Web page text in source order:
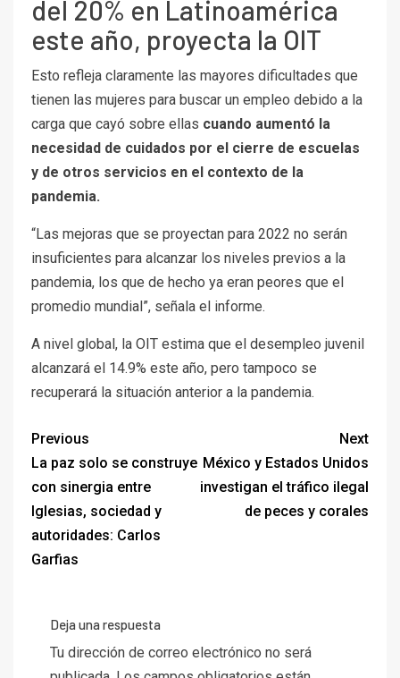
del 20% en Latinoamérica
este año, proyecta la OIT
Esto refleja claramente las mayores dificultades que
tienen las mujeres para buscar un empleo debido a la
carga que cayó sobre ellas cuando aumentó la
necesidad de cuidados por el cierre de escuelas
y de otros servicios en el contexto de la
pandemia.
“Las mejoras que se proyectan para 2022 no serán
insuficientes para alcanzar los niveles previos a la
pandemia, los que de hecho ya eran peores que el
promedio mundial”, señala el informe.
A nivel global, la OIT estima que el desempleo juvenil
alcanzará el 14.9% este año, pero tampoco se
recuperará la situación anterior a la pandemia.
Previous
La paz solo se construye
con sinergia entre
Iglesias, sociedad y
autoridades: Carlos
Garfias
Next
México y Estados Unidos
investigan el tráfico ilegal
de peces y corales
Deja una respuesta
Tu dirección de correo electrónico no será